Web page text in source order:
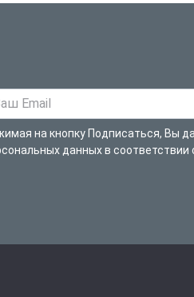
на кнопку Подписаться, Вы
данных в соответствии